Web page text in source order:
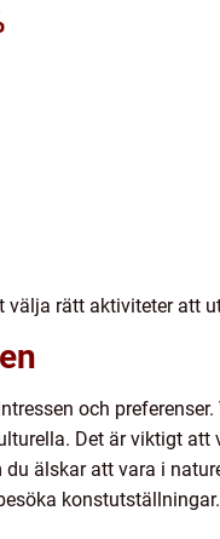
rätt aktiviteter att
och
Det är viktigt att
älskar att vara i